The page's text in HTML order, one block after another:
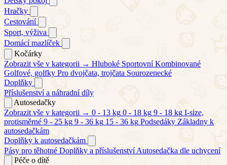
Hračky
Cestování
Sport, výživa
Domácí mazlíček
Kočárky
Zobrazit vše v kategorii → Hluboké Sportovní Kombinované
Golfové, golfky Pro dvojčata, trojčata Sourozenecké
Doplňky
Příslušenství a náhradní díly
Autosedačky
Zobrazit vše v kategorii → 0 - 13 kg 0 - 18 kg 9 - 18 kg I-size,
protisměrné 9 - 25 kg 9 - 36 kg 15 - 36 kg Podsedáky Základny k
autosedačkám
Doplňky k autosedačkám
Pásy pro těhotné Doplňky a příslušenství Autosedačka dle uchycení
Péče o dítě